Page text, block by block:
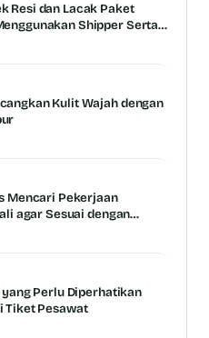
Resi dan Lacak Paket
Shipper Serta
Kulit Wajah dengan
Mencari Pekerjaan
agar Sesuai dengan
Perlu Diperhatikan
Tiket Pesawat